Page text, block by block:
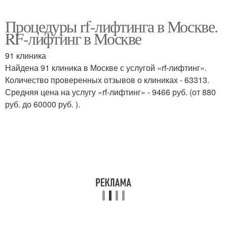
Процедуры rf-лифтинга в Москве.
RF-лифтинг в Москве
91 клиника
Найдена 91 клиника в Москве с услугой «rf-лифтинг».
Количество проверенных отзывов о клиниках - 63313.
Средняя цена на услугу «rf-лифтинг» - 9466 руб. (от 880
руб. до 60000 руб. ).